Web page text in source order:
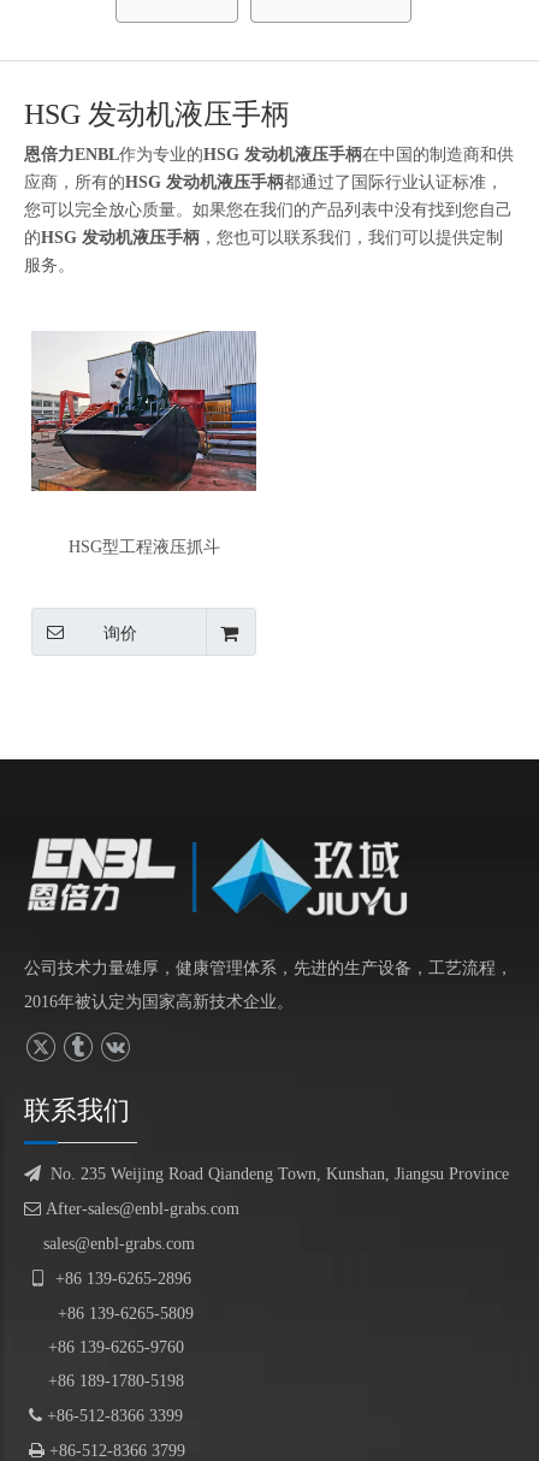
HSG 发动机液压手柄
恩倍力ENBL作为专业的HSG 发动机液压手柄在中国的制造商和供
应商，所有的HSG 发动机液压手柄都通过了国际行业认证标准，
您可以完全放心质量。如果您在我们的产品列表中没有找到您自己
的HSG 发动机液压手柄 ，您也可以联系我们，我们可以提供定制
服务。
HSG型工程液压抓斗
询价
公司技术力量雄厚，健康管理体系，先进的生产设备，工艺流程，
2016年被认定为国家高新技术企业。
联系我们
 No. 235 Weijing Road Qiandeng Town, Kunshan, Jiangsu Province
 After-sales@enbl-grabs.com
sales@enbl-grabs.com
+86 139-6265-2896
+86 139-6265-5809
+86 139-6265-9760
+86 189-1780-5198
 +86-512-8366 3399
 +86-512-8366 3799